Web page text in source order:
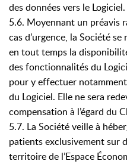
des données vers le Logiciel.
5.6. Moyennant un préavis
cas d’urgence, la Société
en tout temps la
des fonctionnalités du
pour y effectuer
du Logiciel. Elle ne sera
compensation à l’égard du
5.7. La Société veille à
patients exclusivement sur
territoire de l’Espace